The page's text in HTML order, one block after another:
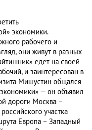
экономики.
рабочего и
они живут в разных
едет на своей
и заинтересован в
Мишустин общался
— он объявил
дороги Москва –
участка
Европа – Западный